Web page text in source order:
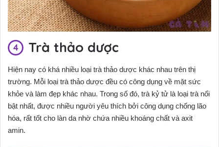
Trà thảo dược
Hiện nay có khá nhiều loại trà thảo dược khác nhau trên thị
trường. Mỗi loại trà thảo dược đều có công dụng về mặt sức
khỏe và làm đẹp khác nhau. Trong số đó, trà kỷ tử là loại trà nổi
bật nhất, được nhiều người yêu thích bởi công dụng chống lão
hóa, rất tốt cho làn da nhờ chứa nhiều khoáng chất và axit
amin.